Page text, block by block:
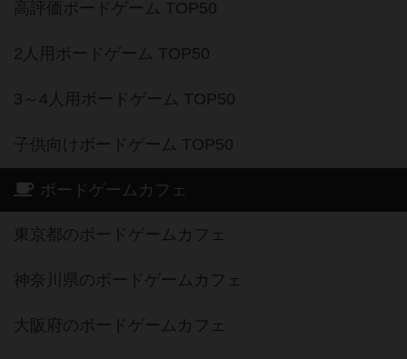
高評価ボードゲーム TOP50
2人用ボードゲーム TOP50
3～4人用ボードゲーム TOP50
子供向けボードゲーム TOP50
ボードゲームカフェ
東京都のボードゲームカフェ
神奈川県のボードゲームカフェ
大阪府のボードゲームカフェ